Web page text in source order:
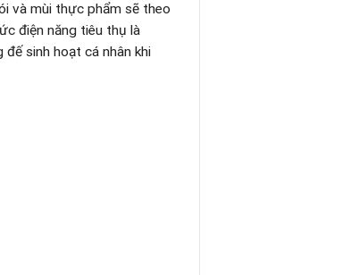
và mùi thực phẩm sẽ theo
điện năng tiêu thụ là
sinh hoạt cá nhân khi